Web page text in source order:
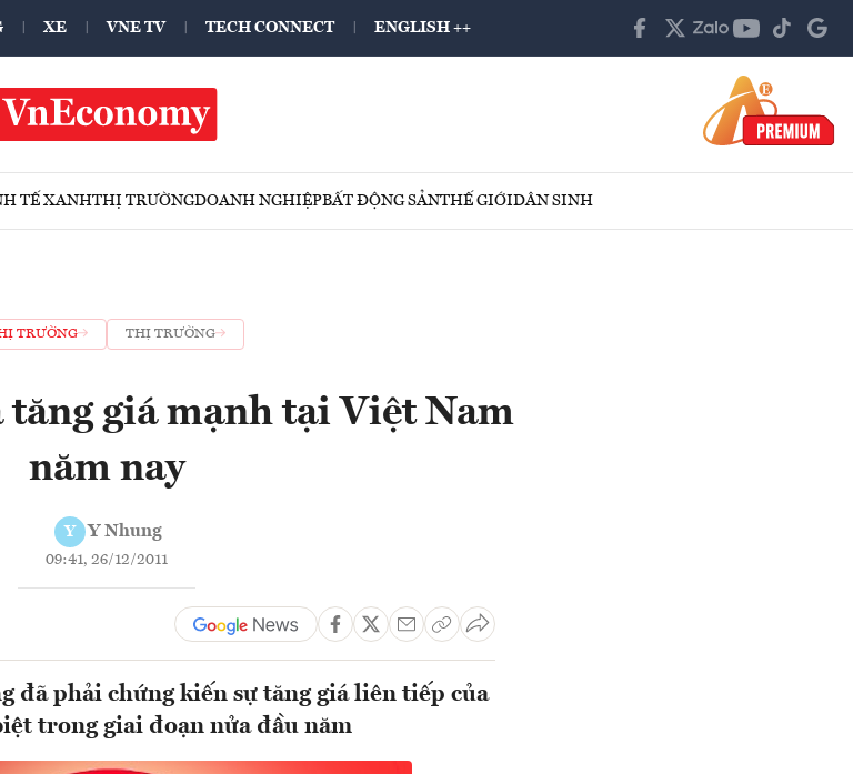
XE VNE TV TECH CONNECT ENGLISH ++
TẾ XANHTHỊ TRƯỜNGDOANH NGHIỆPBẤT ĐỘNG SẢNTHẾ GIỚIDÂN SINH
TRƯỜNG THỊ TRƯỜNG
tăng giá mạnh tại Việt Nam
năm nay
Y Y Nhung
09:41, 26/12/2011
đã phải chứng kiến sự tăng giá liên tiếp của
trong giai đoạn nửa đầu năm